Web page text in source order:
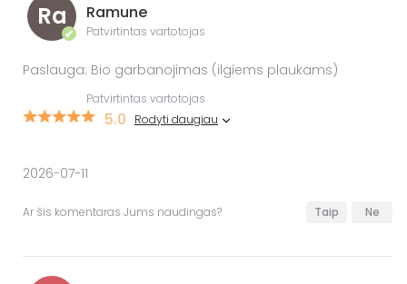
Ra
✔
Ramune
Patvirtintas vartotojas
Paslauga: Bio garbanojimas (ilgiems plaukams)
Patvirtintas vartotojas
5.0 Rodyti daugiau
2026-07-11
Ar šis komentaras Jums naudingas? Taip Ne